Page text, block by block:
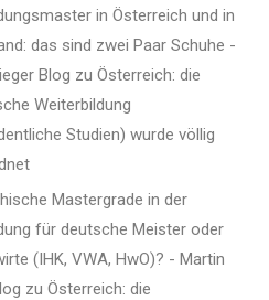
in Österreich und in
das sind zwei Paar Schuhe -
Blog zu Österreich: die
Weiterbildung
Studien) wurde völlig
Mastergrade in der
für deutsche Meister oder
(IHK, VWA, HwO)? - Martin
zu Österreich: die